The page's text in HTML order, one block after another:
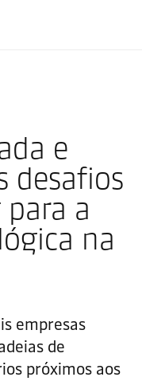
e
desafios
a
na
empresas
de
próximos aos